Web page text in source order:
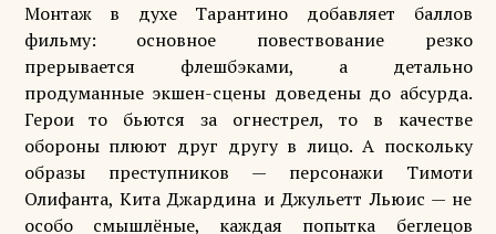
Монтаж в духе Тарантино добавляет баллов
фильму: основное повествование резко
прерывается флешбэками, а детально
продуманные экшен-сцены доведены до абсурда.
Герои то бьются за огнестрел, то в качестве
обороны плюют друг другу в лицо. А поскольку
образы преступников — персонажи Тимоти
Олифанта, Кита Джардина и Джульетт Льюис — не
особо смышлёные, каждая попытка беглецов